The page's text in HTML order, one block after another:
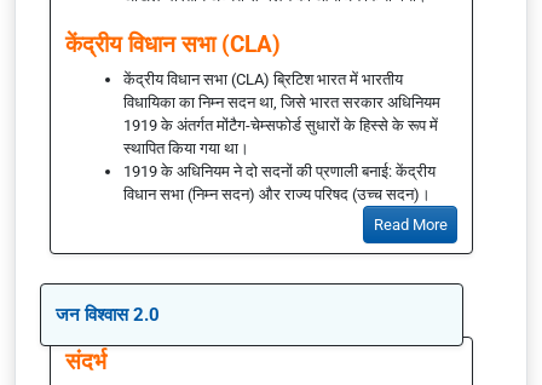
केंद्रीय विधान सभा (CLA)
केंद्रीय विधान सभा (CLA) ब्रिटिश भारत में भारतीय
विधायिका का निम्न सदन था, जिसे भारत सरकार अधिनियम
1919 के अंतर्गत मोंटैग-चेम्सफोर्ड सुधारों के हिस्से के रूप में
स्थापित किया गया था।
1919 के अधिनियम ने दो सदनों की प्रणाली बनाई: केंद्रीय
विधान सभा (निम्न सदन) और राज्य परिषद (उच्च सदन)।
Read More
जन विश्वास 2.0
संदर्भ